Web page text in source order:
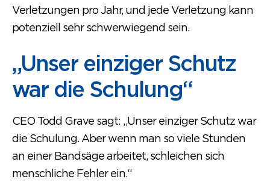
Verletzungen pro Jahr, und jede Verletzung kann
potenziell sehr schwerwiegend sein.
„Unser einziger Schutz
war die Schulung“
CEO Todd Grave sagt: „Unser einziger Schutz war
die Schulung. Aber wenn man so viele Stunden
an einer Bandsäge arbeitet, schleichen sich
menschliche Fehler ein.“